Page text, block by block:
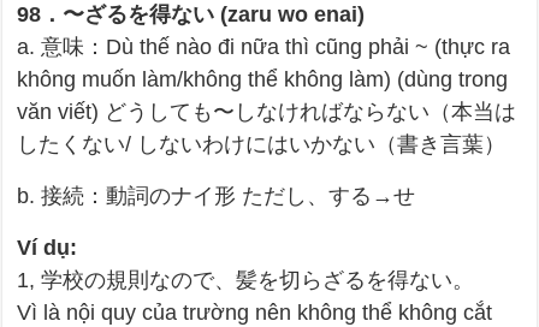
98．〜ざるを得ない (zaru wo enai)
a. 意味：Dù thế nào đi nữa thì cũng phải ~ (thực ra
không muốn làm/không thể không làm) (dùng trong
văn viết) どうしても〜しなければならない（本当は
したくない/ しないわけにはいかない（書き言葉）
b. 接続：動詞のナイ形 ただし、する→せ
Ví dụ:
1, 学校の規則なので、髪を切らざるを得ない。
Vì là nội quy của trường nên không thể không cắt